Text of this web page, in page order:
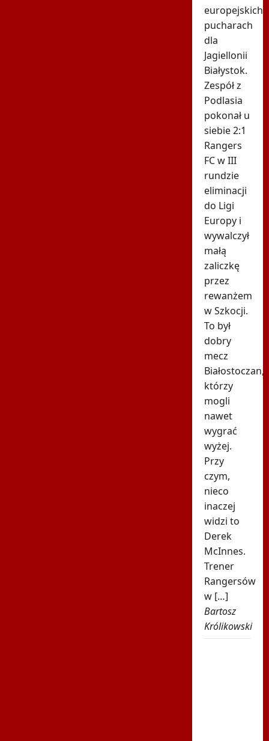
europejskich
pucharach
dla
Jagiellonii
Białystok.
Zespół z
Podlasia
pokonał u
siebie 2:1
Rangers
FC w III
rundzie
eliminacji
do Ligi
Europy i
wywalczył
małą
zaliczkę
przez
rewanżem
w Szkocji.
To był
dobry
mecz
Białostoczan,
którzy
mogli
nawet
wygrać
wyżej.
Przy
czym,
nieco
inaczej
widzi to
Derek
McInnes.
Trener
Rangersów
w […]
Bartosz
Królikowski